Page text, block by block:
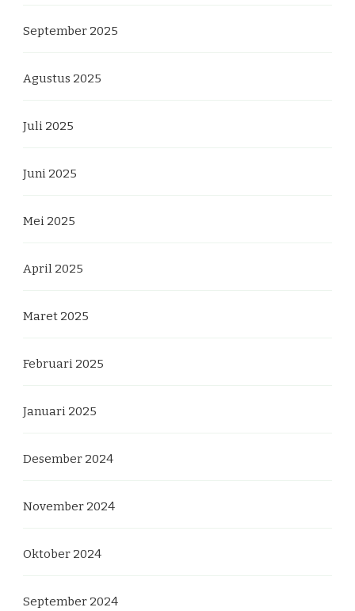
September 2025
Agustus 2025
Juli 2025
Juni 2025
Mei 2025
April 2025
Maret 2025
Februari 2025
Januari 2025
Desember 2024
November 2024
Oktober 2024
September 2024